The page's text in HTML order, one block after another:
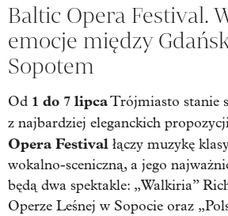
Baltic Opera Festival.
emocje między
Sopotem
Od 1 do 7 lipcaTrójmiasto stanie
z najbardziej eleganckich
Opera Festival łączy muzykę
wokalno-sceniczną, a jego
będą dwa spektakle: „Walkiria”
Operze Leśnej w Sopocie oraz